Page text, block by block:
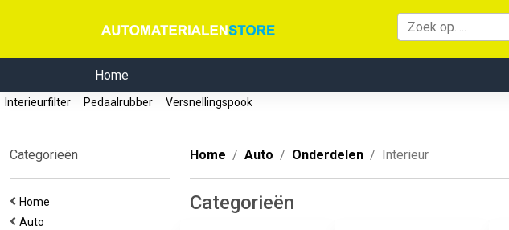
Home
Interieurfilter Pedaalrubber Versnellingspook
Categorieën
Home
Auto
Home Auto Onderdelen Interieur
Categorieën